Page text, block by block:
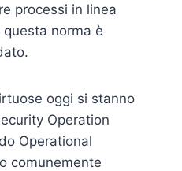
processi in linea
norma è
oggi si stanno
Operation
Operational
comunemente